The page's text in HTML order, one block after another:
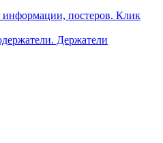
постеров. Клик
Держатели